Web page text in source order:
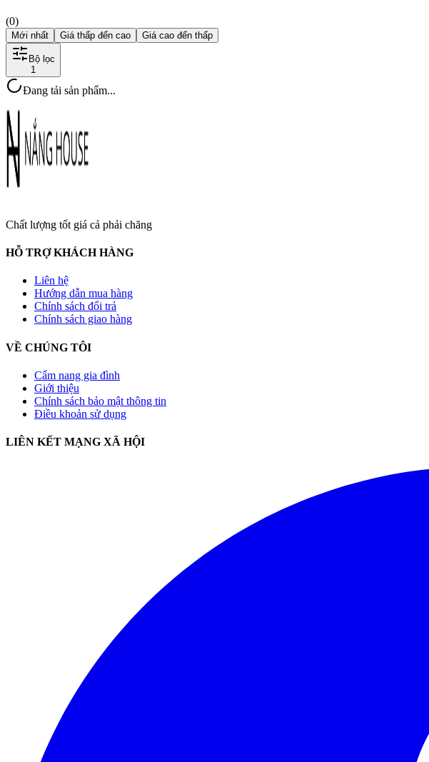
(0)
Mới nhất Giá thấp đến cao Giá cao đến thấp
Bộ lọc
1
Đang tải sản phẩm...
Chất lượng tốt giá cả phải chăng
HỖ TRỢ KHÁCH HÀNG
Liên hệ
Hướng dẫn mua hàng
Chính sách đổi trả
Chính sách giao hàng
VỀ CHÚNG TÔI
Cẩm nang gia đình
Giới thiệu
Chính sách bảo mật thông tin
Điều khoản sử dụng
LIÊN KẾT MẠNG XÃ HỘI